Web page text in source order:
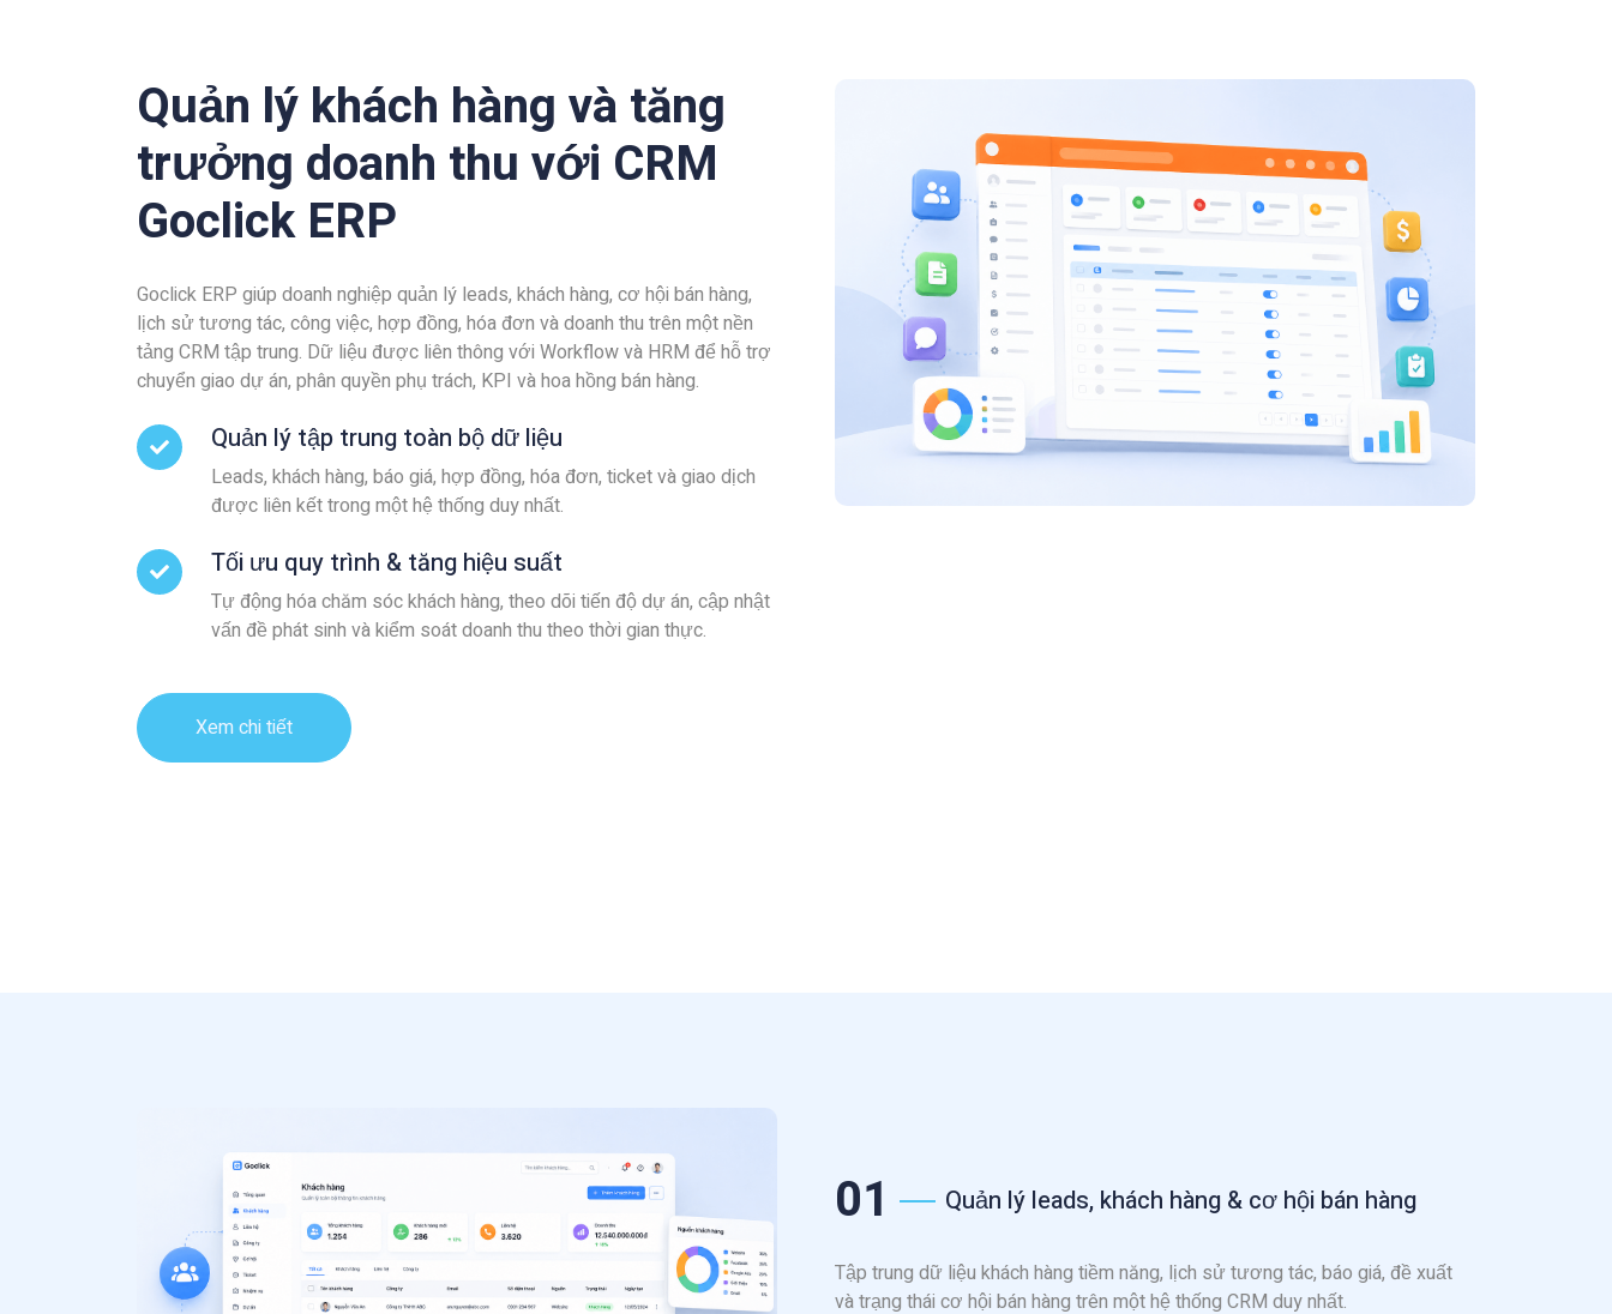
Quản lý khách hàng và tăng
trưởng doanh thu với CRM
Goclick ERP
Goclick ERP giúp doanh nghiệp quản lý leads, khách hàng, cơ hội bán hàng,
lịch sử tương tác, công việc, hợp đồng, hóa đơn và doanh thu trên một nền
tảng CRM tập trung. Dữ liệu được liên thông với Workflow và HRM để hỗ trợ
chuyển giao dự án, phân quyền phụ trách, KPI và hoa hồng bán hàng.
Quản lý tập trung toàn bộ dữ liệu
Leads, khách hàng, báo giá, hợp đồng, hóa đơn, ticket và giao dịch
được liên kết trong một hệ thống duy nhất.
Tối ưu quy trình & tăng hiệu suất
Tự động hóa chăm sóc khách hàng, theo dõi tiến độ dự án, cập nhật
vấn đề phát sinh và kiểm soát doanh thu theo thời gian thực.
Xem chi tiết
01 Quản lý leads, khách hàng & cơ hội bán hàng
Tập trung dữ liệu khách hàng tiềm năng, lịch sử tương tác, báo giá, đề xuất
và trạng thái cơ hội bán hàng trên một hệ thống CRM duy nhất.